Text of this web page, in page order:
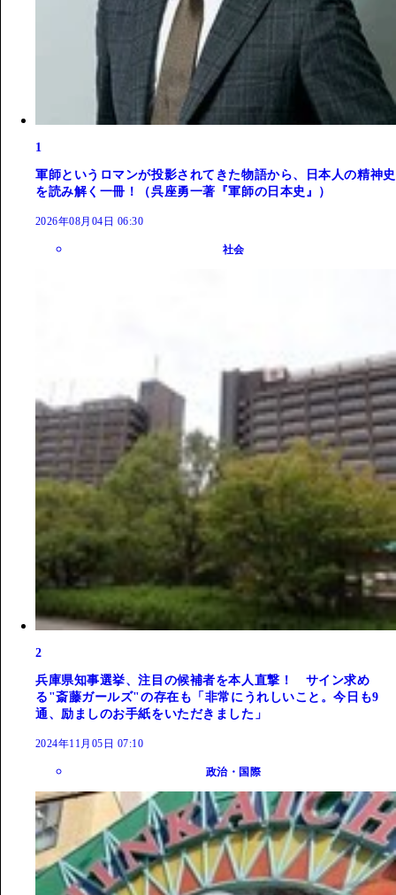
1
軍師というロマンが投影されてきた物語から、日本人の精神史
を読み解く一冊！（呉座勇一著『軍師の日本史』）
2026年08月04日 06:30
社会
2
兵庫県知事選挙、注目の候補者を本人直撃！ サイン求め
る"斎藤ガールズ"の存在も「非常にうれしいこと。今日も9
通、励ましのお手紙をいただきました」
2024年11月05日 07:10
政治・国際